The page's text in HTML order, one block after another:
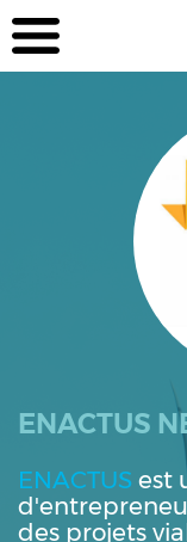
ENACTUS
ENACTUS est
des projets